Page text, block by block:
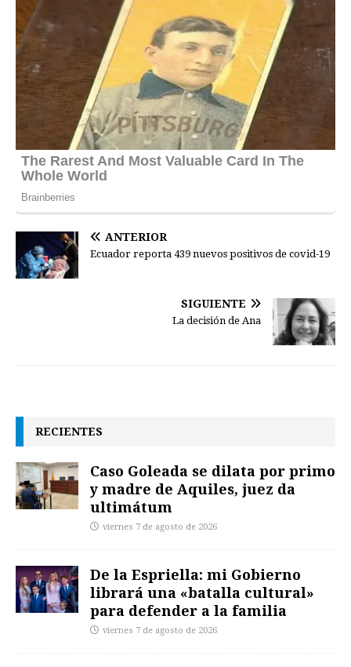
ANTERIOR
Ecuador reporta 439 nuevos positivos de covid-19
SIGUIENTE
La decisión de Ana
RECIENTES
Caso Goleada se dilata por primo
y madre de Aquiles, juez da
ultimátum
viernes 7 de agosto de 2026
De la Espriella: mi Gobierno
librará una «batalla cultural»
para defender a la familia
viernes 7 de agosto de 2026